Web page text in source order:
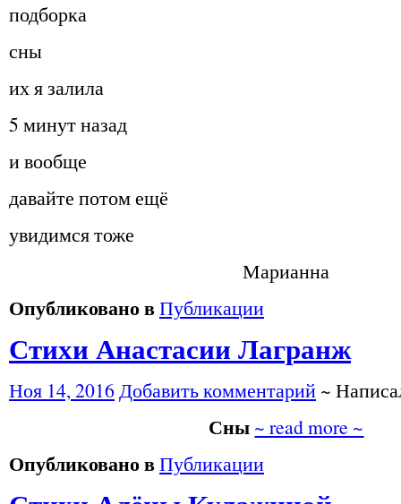
подборка
сны
их я залила
5 минут назад
и вообще
давайте потом ещё
увидимся тоже
Марианна
Опубликовано вПубликации
Стихи Анастасии Лагранж
Ноя 14, 2016 Добавить комментарий ~
Сны ~ read more ~
Опубликовано вПубликации